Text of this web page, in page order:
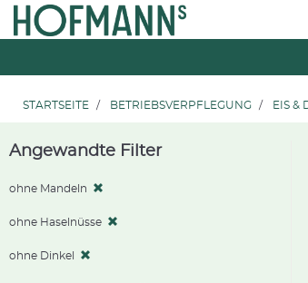
Zum
Inhalt
Zum
Navigationsmenü
STARTSEITE BETRIEBSVERPFLEGUNG EIS &
Angewandte Filter
ohne Mandeln
ohne Haselnüsse
ohne Dinkel